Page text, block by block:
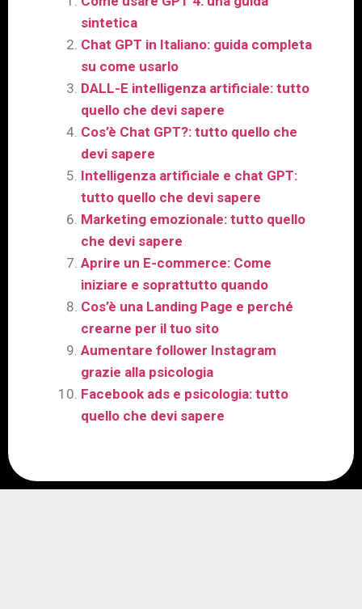
sintetica
Chat GPT in Italiano: guida completa
su come usarlo
DALL-E intelligenza artificiale: tutto
quello che devi sapere
Cos’è Chat GPT?: tutto quello che
devi sapere
Intelligenza artificiale e chat GPT:
tutto quello che devi sapere
Marketing emozionale: tutto quello
che devi sapere
Aprire un E-commerce: Come
iniziare e soprattutto quando
Cos’è una Landing Page e perché
crearne per il tuo sito
Aumentare follower Instagram
grazie alla psicologia
Facebook ads e psicologia: tutto
quello che devi sapere